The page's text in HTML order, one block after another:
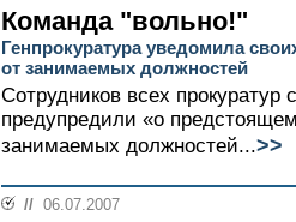
Команда "вольно!"
Генпрокуратура уведомила
от занимаемых должностей
Сотрудников всех
предупредили «о
занимаемых должностей...>>
// 06.07.2007